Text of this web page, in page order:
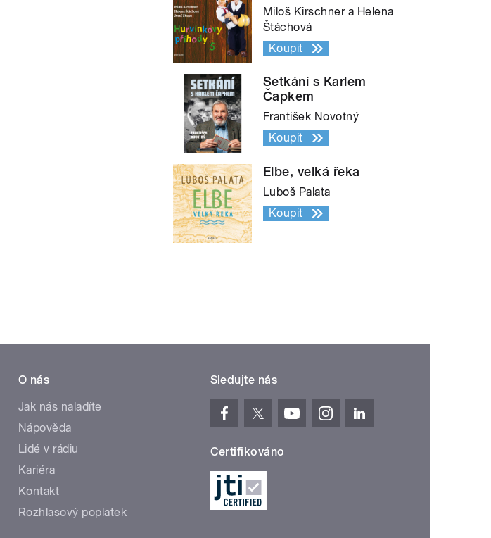
Miloš Kirschner a Helena
Štáchová
Koupit
Setkání s Karlem
Čapkem
František Novotný
Koupit
Elbe, velká řeka
Luboš Palata
Koupit
O nás
Jak nás naladíte
Nápověda
Lidé v rádiu
Kariéra
Kontakt
Rozhlasový poplatek
Sledujte nás
Certifikováno